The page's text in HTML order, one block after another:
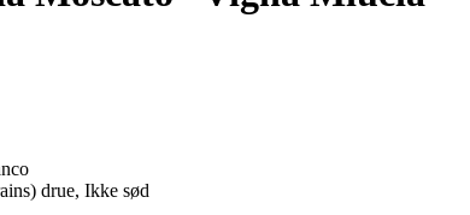
drue, Ikke sød